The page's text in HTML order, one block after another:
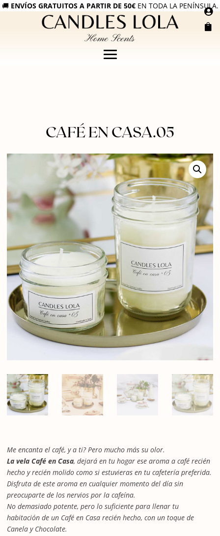
🚚 ENVÍOS GRATUITOS A PARTIR DE 50€EN TODA LA PENÍNSULA.


CAFÉ EN CASA.05
Me encanta el café, y a ti? Pero mucho más su olor.
La vela Café en Casa, dejará en tu hogar ese aroma a café recién
hecho y recién molido como si estuvieras en tu cafetería preferida.
Disfruta de este aroma en cualquier momento del día sin
preocuparte de los nervios por la cafeína.
No demasiado potente, pero lo suficiente para llenar tu
habitación de un Café en Casa recién hecho, con un toque de
Canela y Chocolate.